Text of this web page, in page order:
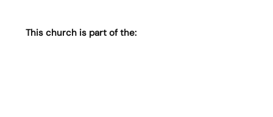
This church is part of the: